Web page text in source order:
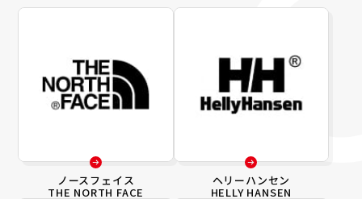
ノースフェイス
THE NORTH FACE
ヘリーハンセン
HELLY HANSEN